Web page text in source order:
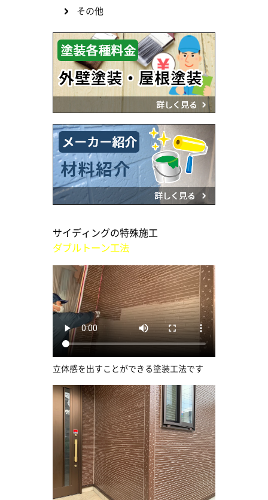
その他
サイディングの特殊施工
ダブルトーン工法
立体感を出すことができる塗装工法です